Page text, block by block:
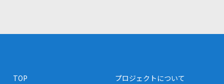
TOP
プロジェクトについて